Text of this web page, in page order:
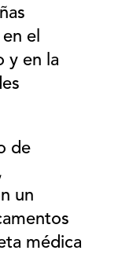
el
y en la
de
un
médica